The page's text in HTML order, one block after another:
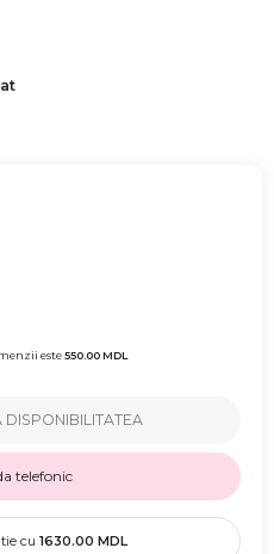
este550.00MDL
DISPONIBILITATEA
telefonic
cu 1630.00 MDL